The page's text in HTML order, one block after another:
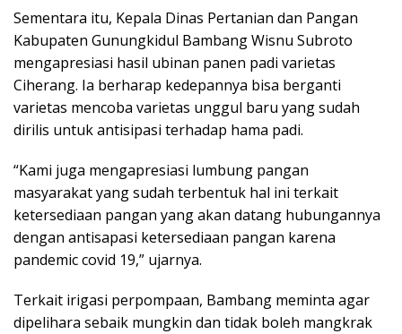
Sementara itu, Kepala Dinas Pertanian dan Pangan
Kabupaten Gunungkidul Bambang Wisnu Subroto
mengapresiasi hasil ubinan panen padi varietas
Ciherang. Ia berharap kedepannya bisa berganti
varietas mencoba varietas unggul baru yang sudah
dirilis untuk antisipasi terhadap hama padi.
“Kami juga mengapresiasi lumbung pangan
masyarakat yang sudah terbentuk hal ini terkait
ketersediaan pangan yang akan datang hubungannya
dengan antisapasi ketersediaan pangan karena
pandemic covid 19,” ujarnya.
Terkait irigasi perpompaan, Bambang meminta agar
dipelihara sebaik mungkin dan tidak boleh mangkrak